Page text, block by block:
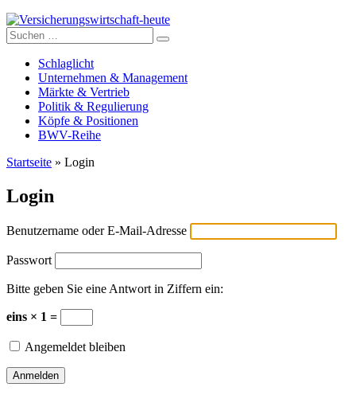
Versicherungswirtschaft-heute
Suche
nach:
Schlaglicht
Unternehmen & Management
Märkte & Vertrieb
Politik & Regulierung
Köpfe & Positionen
BWV-Reihe
Startseite » Login
Login
Benutzername oder E-Mail-Adresse
Passwort
Bitte geben Sie eine Antwort in Ziffern ein:
eins × 1 =
Angemeldet bleiben